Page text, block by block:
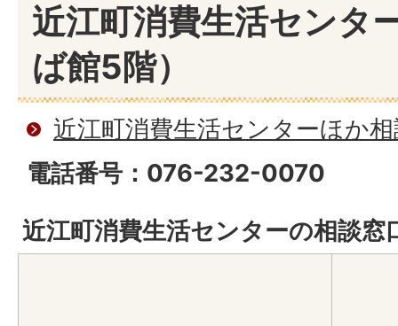
近江町消費生活センタ
ば館5階）
近江町消費生活センターほか
電話番号：076-232-0070
近江町消費生活センターの相談窓